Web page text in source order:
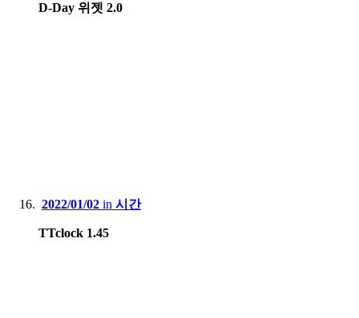
D-Day 위젯 2.0
2022/01/02 in 시간
TTclock 1.45